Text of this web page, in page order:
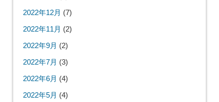
2022年12月 (7)
2022年11月 (2)
2022年9月 (2)
2022年7月 (3)
2022年6月 (4)
2022年5月 (4)